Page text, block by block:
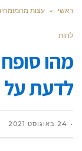
ראשי » עצות
לחות
מהו
לדעת על
24 באוגוסט 2021